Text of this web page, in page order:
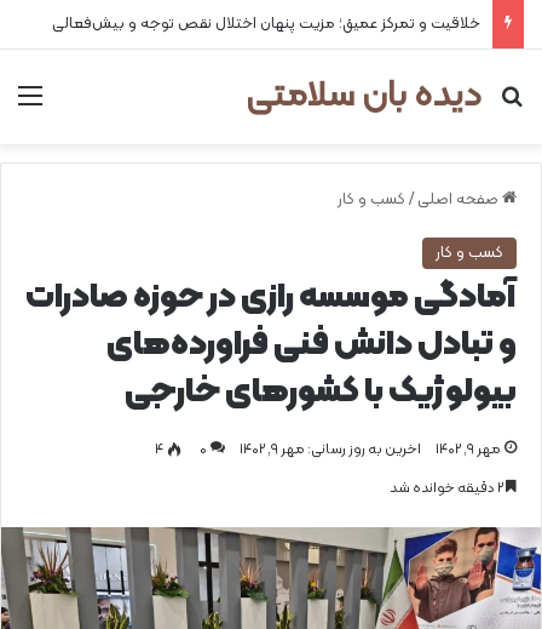
خلاقیت و تمرکز عمیق؛ مزیت پنهان اختلال نقص توجه و بیش‌فعالی
دیده بان سلامتی
جستجو برای
صفحه اصلی / کسب و کار
کسب و کار
آمادگی موسسه رازی در حوزه صادرات
و تبادل دانش فنی فراورده‌های
بیولوژیک با کشورهای خارجی
مهر ۹, ۱۴۰۲ اخرین به روز رسانی: مهر ۹, ۱۴۰۲ 0
۴